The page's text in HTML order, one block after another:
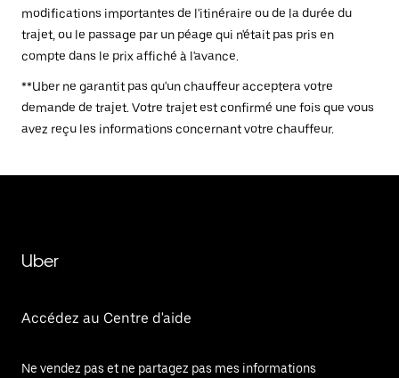
modifications importantes de l'itinéraire ou de la durée du
trajet, ou le passage par un péage qui n'était pas pris en
compte dans le prix affiché à l'avance.
**Uber ne garantit pas qu'un chauffeur acceptera votre
demande de trajet. Votre trajet est confirmé une fois que vous
avez reçu les informations concernant votre chauffeur.
Uber
Accédez au Centre d'aide
Ne vendez pas et ne partagez pas mes informations